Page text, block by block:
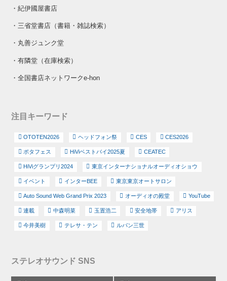
・紀伊國屋書店
・ 三省堂書店（書籍・雑誌検索）
・ 丸善ジュンク堂
・有隣堂（在庫検索）
・全国書店ネットワークe-hon
注目キーワード
OTOTEN2026 ヘッドフォン祭 CES CES2026
ポタフェス HiViベストバイ2025夏 CEATEC
HiViグランプリ2024 東京インターナショナルオーディオショウ
イベント インターBEE 東京東京オートサロン
Auto Sound Web Grand Prix 2023 オーディオの殿堂 YouTube
連載 中森明菜 玉置浩二 安全地帯 アリス
今井美樹 テレサ・テン ルパン三世
ステレオサウンド SNS